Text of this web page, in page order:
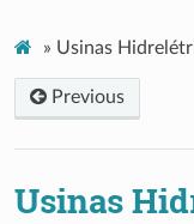
» Usinas
Previous
Usinas